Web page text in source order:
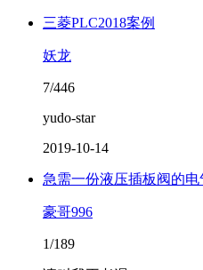
三菱PLC2018案例
妖龙
7/446
yudo-star
2019-10-14
急需一份液压插板阀的电
豪哥996
1/189